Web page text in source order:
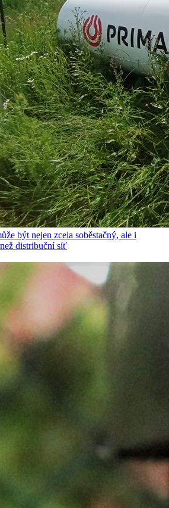
být nejen zcela soběstačný, ale i
distribuční síť